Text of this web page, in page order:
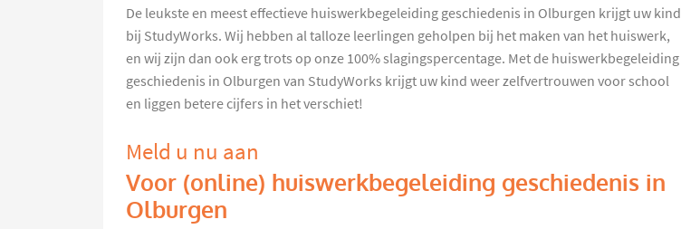
De leukste en meest effectieve huiswerkbegeleiding geschiedenis in Olburgen krijgt uw kind
bij StudyWorks. Wij hebben al talloze leerlingen geholpen bij het maken van het huiswerk,
en wij zijn dan ook erg trots op onze 100% slagingspercentage. Met de huiswerkbegeleiding
geschiedenis in Olburgen van StudyWorks krijgt uw kind weer zelfvertrouwen voor school
en liggen betere cijfers in het verschiet!
Meld u nu aan
Voor (online) huiswerkbegeleiding geschiedenis in
Olburgen